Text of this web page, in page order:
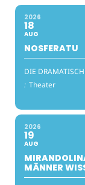
2026
18
AUG
NOSFERATU
DIE
: Theater
2026
19
AUG
MÄNNER